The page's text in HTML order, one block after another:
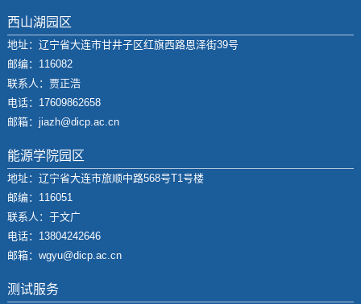
西山湖园区
地址：辽宁省大连市甘井子区红旗西路恩泽街39号
邮编：116082
联系人：贾正浩
电话：17609862658
邮箱：jiazh@dicp.ac.cn
能源学院园区
地址：辽宁省大连市旅顺中路568号T1号楼
邮编：116051
联系人：于文广
电话：13804242646
邮箱：wgyu@dicp.ac.cn
测试服务